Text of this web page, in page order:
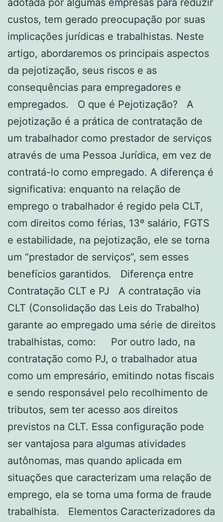
adotada por algumas empresas para reduzir
custos, tem gerado preocupação por suas
implicações jurídicas e trabalhistas. Neste
artigo, abordaremos os principais aspectos
da pejotização, seus riscos e as
consequências para empregadores e
empregados. O que é Pejotização? A
pejotização é a prática de contratação de
um trabalhador como prestador de serviços
através de uma Pessoa Jurídica, em vez de
contratá-lo como empregado. A diferença é
significativa: enquanto na relação de
emprego o trabalhador é regido pela CLT,
com direitos como férias, 13º salário, FGTS
e estabilidade, na pejotização, ele se torna
um “prestador de serviços”, sem esses
benefícios garantidos. Diferença entre
Contratação CLT e PJ A contratação via
CLT (Consolidação das Leis do Trabalho)
garante ao empregado uma série de direitos
trabalhistas, como: Por outro lado, na
contratação como PJ, o trabalhador atua
como um empresário, emitindo notas fiscais
e sendo responsável pelo recolhimento de
tributos, sem ter acesso aos direitos
previstos na CLT. Essa configuração pode
ser vantajosa para algumas atividades
autônomas, mas quando aplicada em
situações que caracterizam uma relação de
emprego, ela se torna uma forma de fraude
trabalhista. Elementos Caracterizadores da